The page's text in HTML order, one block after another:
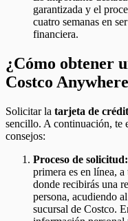
garantizada y el
cuatro semanas en
financiera.
¿Cómo obtener
Costco
Solicitar la tarjeta de
sencillo. A continuación, te
consejos:
Proceso de solicitud:
primera es en línea,
donde recibirás una
persona, acudiendo
sucursal de Costco.